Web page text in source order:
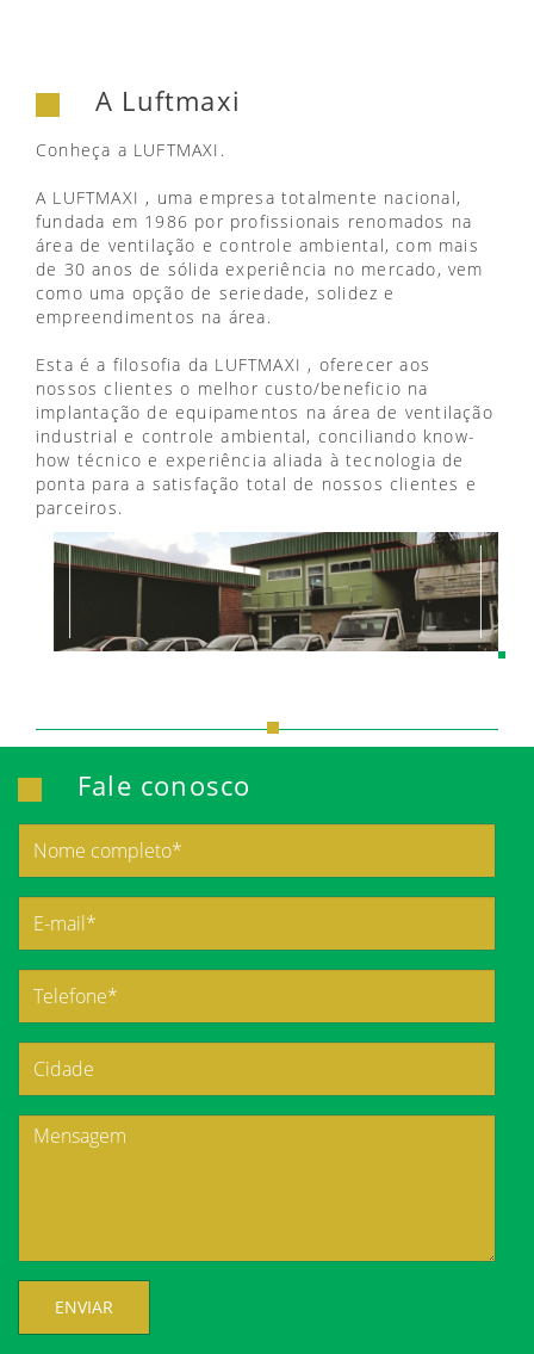
A Luftmaxi
Conheça a LUFTMAXI.
A LUFTMAXI , uma empresa totalmente nacional,
fundada em 1986 por profissionais renomados na
área de ventilação e controle ambiental, com mais
de 30 anos de sólida experiência no mercado, vem
como uma opção de seriedade, solidez e
empreendimentos na área.
Esta é a filosofia da LUFTMAXI , oferecer aos
nossos clientes o melhor custo/beneficio na
implantação de equipamentos na área de ventilação
industrial e controle ambiental, conciliando know-
how técnico e experiência aliada à tecnologia de
ponta para a satisfação total de nossos clientes e
parceiros.
Fale conosco
ENVIAR